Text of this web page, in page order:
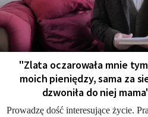
"Zlata oczarowała mnie
moich pieniędzy, sama za
dzwoniła do niej
Prowadzę dość interesujące życie.